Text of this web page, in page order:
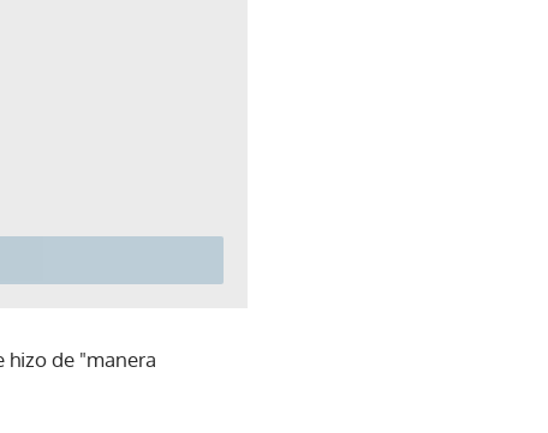
hizo de "manera